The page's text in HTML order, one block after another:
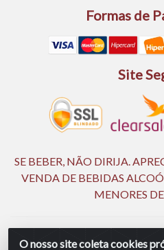
O nosso site coleta cookies
Formas de
Site
SE BEBER, NÃO DIRIJA.
VENDA DE BEBIDAS
MENORES
Ingá Distribuidora Ltda | CNPJ